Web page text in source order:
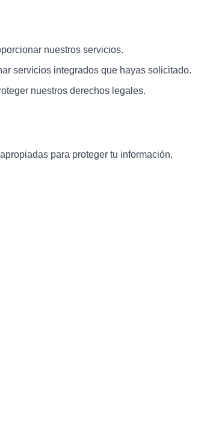
nuestros servicios.
servicios integrados que hayas solicitado.
nuestros derechos legales.
para proteger tu información,